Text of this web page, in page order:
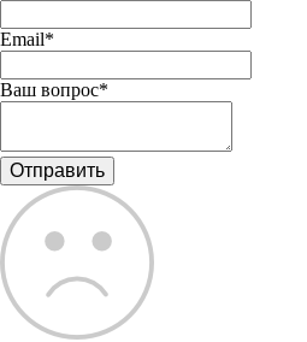
Email*
Ваш вопрос*